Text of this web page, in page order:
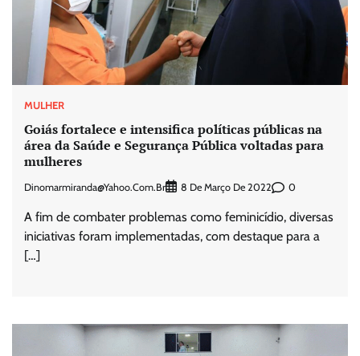
MULHER
Goiás fortalece e intensifica políticas públicas na
área da Saúde e Segurança Pública voltadas para
mulheres
Dinomarmiranda@yahoo.com.br 8 De Março De 2022 0
A fim de combater problemas como feminicídio, diversas
iniciativas foram implementadas, com destaque para a
[…]